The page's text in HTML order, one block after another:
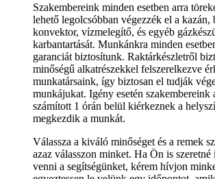
Szakembereink minden esetben arra
lehető legolcsóbban végezzék el a kazán,
konvektor, vízmelegítő, és egyéb
karbantartását. Munkánkra minden
garanciát biztosítunk. Raktárkészletről
minőségű alkatrészekkel felszerelkezve
munkatársaink, így biztosan el tudják
munkájukat. Igény esetén szakembereink
számított 1 órán belül kiérkeznek a
megkezdik a munkát.
Válassza a kiváló minőséget és a remek
azaz válasszon minket. Ha Ön is szeretné
venni a segítségünket, kérem hívjon